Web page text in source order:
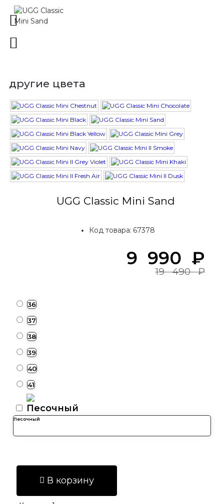
другие цвета
UGG Classic Mini Sand
Код товара: 67378
9 990 ₽
19 490₽
36
37
38
39
40
41
Песочный
В корзину